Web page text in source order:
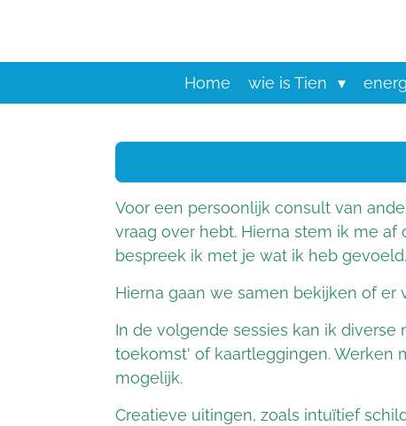
Home wie is Tien
Voor een persoonlijk consult van
vraag over hebt. Hierna stem ik me af
bespreek ik met je wat ik heb
Hierna gaan we samen bekijken of er
In de volgende sessies kan ik
toekomst' of kaartleggingen. Werken
mogelijk.
Creatieve uitingen, zoals intuïtief